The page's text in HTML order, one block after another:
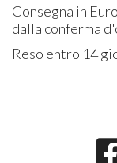
Consegna in
dalla conferma
Reso entro 14